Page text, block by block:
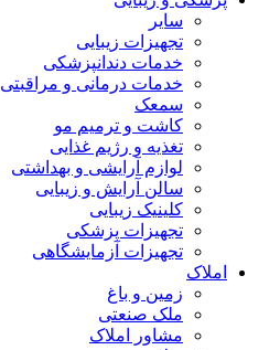
سایر
تجهیزات زیبایی
خدمات دندانپزشکی
خدمات درمانی و مراقبتی
سمعک
کاشت و ترمیم مو
تغذیه و رژیم غذایی
لوازم آرایشی و بهداشتی
سالن آرایش و زیبایی
کلینیک زیبایی
تجهیزات پزشکی
تجهیزات آزمایشگاهی
املاک
زمین و باغ
ملک صنعتی
مشاور املاک